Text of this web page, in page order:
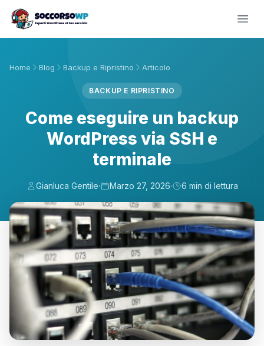
Home Blog Backup e Ripristino Articolo
BACKUP E RIPRISTINO
Come eseguire un backup
WordPress via SSH e
terminale
Gianluca Gentile· Marzo 27, 2026· 6 min di lettura